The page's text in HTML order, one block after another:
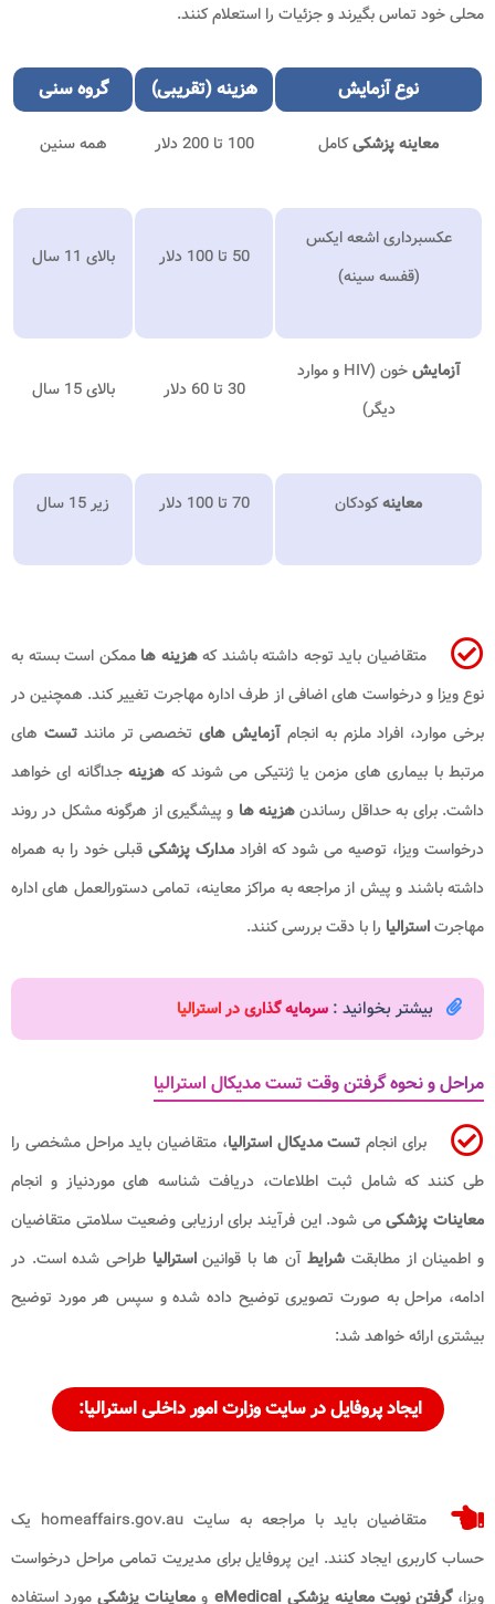
محلی خود تماس بگیرند و جزئیات را استعلام کنند.
نوع آزمایش هزینه(تقریبی) گروه سنی
معاینه پزشکیکامل 100 تا 200 دلار همه سنین
عکسبرداری اشعه ایکس
(قفسه سینه)
50 تا 100 دلار بالای 11 سال
آزمایش
خون (HIV و موارد
دیگر)
30 تا 60 دلار بالای 15 سال
معاینهکودکان 70 تا 100 دلار زیر 15 سال
متقاضیان باید توجه داشته باشند کههزینه‌ ها ممکن است بسته به
نوع ویزا و درخواست‌ های اضافی از طرف اداره مهاجرت تغییر کند. همچنین در
برخی موارد، افراد ملزم به انجام آزمایش‌ هایتخصصی‌ تر مانند تست‌ های
مرتبط با بیماری‌ های مزمن یا ژنتیکی می‌ شوند که هزینهجداگانه‌ ای خواهد
داشت. برای به حداقل رساندنهزینه‌ ها و پیشگیری از هرگونه مشکل در روند
درخواست ویزا، توصیه می‌ شود که افراد مدارک پزشکی قبلی خود را به همراه
داشته باشند و پیش از مراجعه به مراکز معاینه، تمامی دستورالعمل‌ های اداره
مهاجرتاسترالیا را با دقت بررسی کنند.
بیشتر بخوانید : سرمایه گذاری در استرالیا
مراحل و نحوه گرفتن وقت تست مدیکال استرالیا
برای انجامتست مدیکال استرالیا، متقاضیان باید مراحل مشخصی را
طی کنند که شامل ثبت اطلاعات، دریافت شناسه های موردنیاز و انجام
معاینات پزشکیمی شود. این فرآیند برای ارزیابی وضعیت سلامتی متقاضیان
و اطمینان از مطابقت شرایطآن ها با قوانیناسترالیا طراحی شده است. در
ادامه، مراحل به صورت تصویری توضیح داده شده و سپس هر مورد توضیح
بیشتری ارائه خواهد شد:
ایجاد پروفایل در سایت وزارت امور داخلی استرالیا:
متقاضیان باید با مراجعه به سایت homeaffairs.gov.au یک
حساب کاربری ایجاد کنند. این پروفایل برای مدیریت تمامی مراحل درخواست
ویزا،گرفتن نوبت معاینه پزشکی eMedical و معاینات پزشکیمورد استفاده